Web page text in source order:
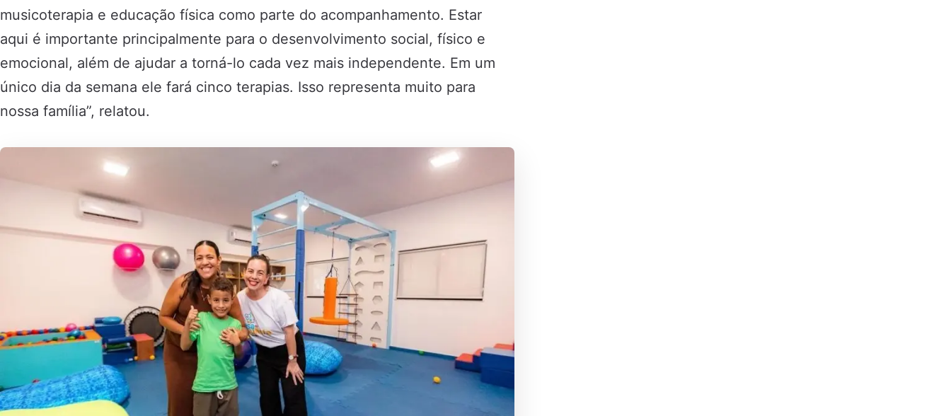
musicoterapia e educação física como parte do acompanhamento. Estar
aqui é importante principalmente para o desenvolvimento social, físico e
emocional, além de ajudar a torná-lo cada vez mais independente. Em um
único dia da semana ele fará cinco terapias. Isso representa muito para
nossa família”, relatou.